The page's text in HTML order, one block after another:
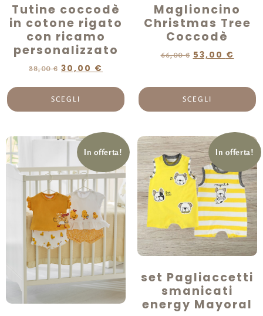
Tutine coccodè
in cotone rigato
con ricamo
personalizzato
38,00€ 30,00 €
SCEGLI
Maglioncino
Christmas Tree
Coccodè
66,00€ 53,00 €
SCEGLI
In offerta! In offerta!
set Pagliaccetti
smanicati
energy Mayoral